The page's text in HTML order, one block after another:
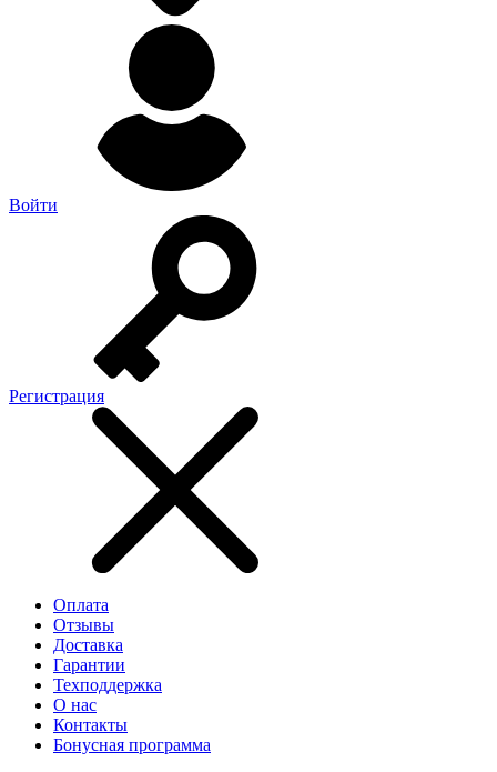
Войти
Регистрация
Оплата
Отзывы
Доставка
Гарантии
Техподдержка
О нас
Контакты
Бонусная программа